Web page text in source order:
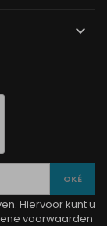

Hiervoor kunt u
voorwaarden